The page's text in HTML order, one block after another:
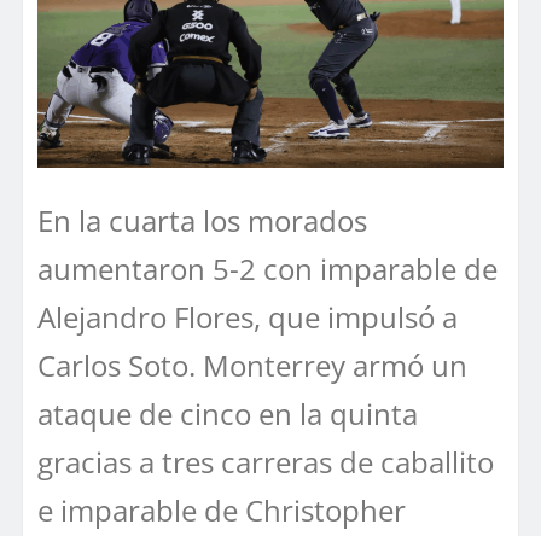
En la cuarta los morados
aumentaron 5-2 con imparable de
Alejandro Flores, que impulsó a
Carlos Soto. Monterrey armó un
ataque de cinco en la quinta
gracias a tres carreras de caballito
e imparable de Christopher